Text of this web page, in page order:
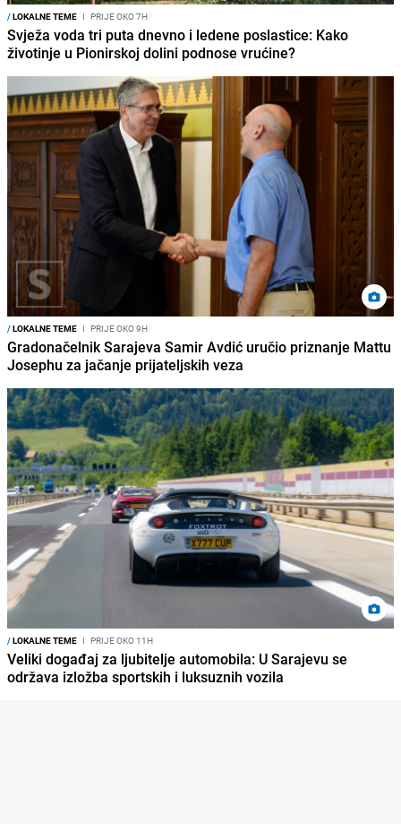
/LOKALNE TEME I PRIJE OKO 7H
Svježa voda tri puta dnevno i ledene poslastice: Kako
životinje u Pionirskoj dolini podnose vrućine?
/LOKALNE TEME I PRIJE OKO 9H
Gradonačelnik Sarajeva Samir Avdić uručio priznanje Mattu
Josephu za jačanje prijateljskih veza
/LOKALNE TEME I PRIJE OKO 11H
Veliki događaj za ljubitelje automobila: U Sarajevu se
održava izložba sportskih i luksuznih vozila